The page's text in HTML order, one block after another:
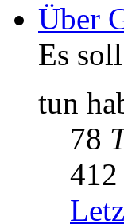
Über
Es
tun
78
412